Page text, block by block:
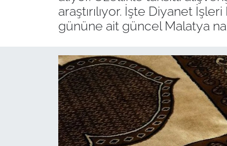
araştırılıyor. İşte Diyanet
gününe ait güncel Malatya